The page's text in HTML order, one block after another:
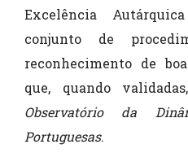
Excelência
conjunto de
reconhecimento de
que, quando
Observatório da
Portuguesas.